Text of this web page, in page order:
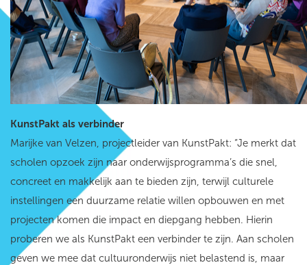
KunstPakt als verbinder
Marijke van Velzen, projectleider van KunstPakt: “Je merkt dat
scholen opzoek zijn naar onderwijsprogramma’s die snel,
concreet en makkelijk aan te bieden zijn, terwijl culturele
instellingen een duurzame relatie willen opbouwen en met
projecten komen die impact en diepgang hebben. Hierin
proberen we als KunstPakt een verbinder te zijn. Aan scholen
geven we mee dat cultuuronderwijs niet belastend is, maar